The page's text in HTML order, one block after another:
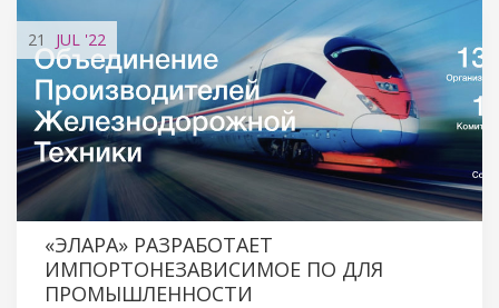
21 JUL '22
«ЭЛАРА» РАЗРАБОТАЕТ
ИМПОРТОНЕЗАВИСИМОЕ ПО ДЛЯ
ПРОМЫШЛЕННОСТИ